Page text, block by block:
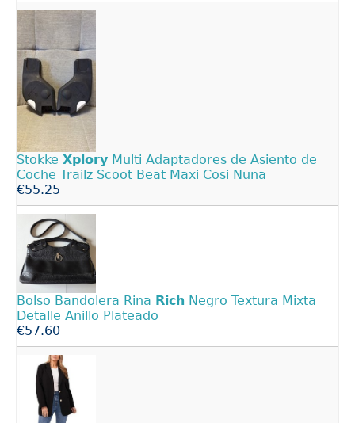
Stokke Xplory Multi Adaptadores de Asiento de
Coche Trailz Scoot Beat Maxi Cosi Nuna
€55.25
Bolso Bandolera Rina Rich Negro Textura Mixta
Detalle Anillo Plateado
€57.60